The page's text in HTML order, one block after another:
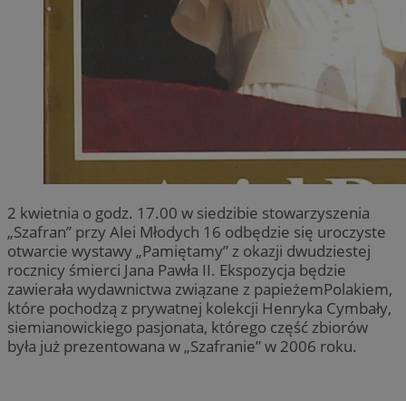
2 kwietnia o godz. 17.00 w siedzibie stowarzyszenia
„Szafran” przy Alei Młodych 16 odbędzie się uroczyste
otwarcie wystawy „Pamiętamy” z okazji dwudziestej
rocznicy śmierci Jana Pawła II. Ekspozycja będzie
zawierała wydawnictwa związane z papieżemPolakiem,
które pochodzą z prywatnej kolekcji Henryka Cymbały,
siemianowickiego pasjonata, którego część zbiorów
była już prezentowana w „Szafranie” w 2006 roku.